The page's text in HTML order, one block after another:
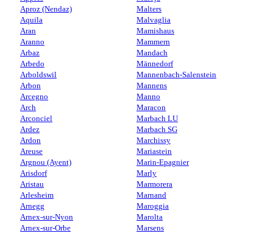
Aproz (Nendaz)
Aquila
Aran
Aranno
Arbaz
Arbedo
Arboldswil
Arbon
Arcegno
Arch
Arconciel
Ardez
Ardon
Areuse
Argnou (Ayent)
Arisdorf
Aristau
Arlesheim
Arnegg
Arnex-sur-Nyon
Arnex-sur-Orbe
Malters
Malvaglia
Mamishaus
Mammern
Mandach
Männedorf
Mannenbach-Salenstein
Mannens
Manno
Maracon
Marbach LU
Marbach SG
Marchissy
Mariastein
Marin-Epagnier
Marly
Marmorera
Marnand
Maroggia
Marolta
Marsens